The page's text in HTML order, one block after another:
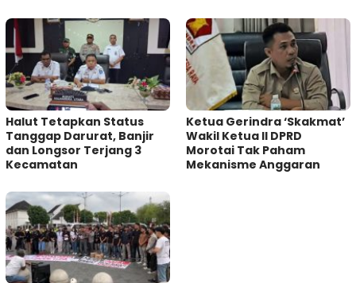
Halut Tetapkan Status
Tanggap Darurat, Banjir
dan Longsor Terjang 3
Kecamatan
Ketua Gerindra ‘Skakmat’
Wakil Ketua II DPRD
Morotai Tak Paham
Mekanisme Anggaran